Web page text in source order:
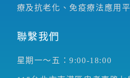
療及抗老化、免疫療法應用
聯繫我們
星期一～五：9:00-18:00